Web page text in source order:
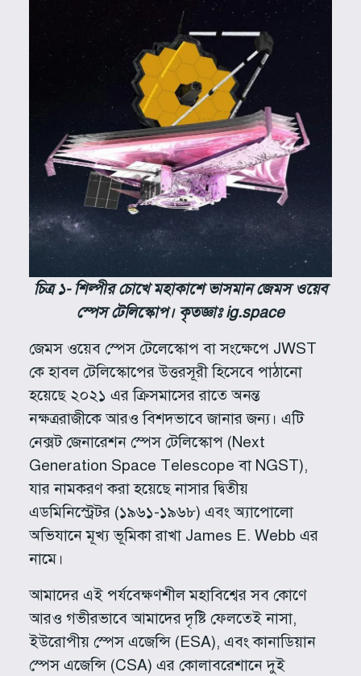
চিত্র ১- শিল্পীর চোখে মহাকাশে ভাসমান জেমস ওয়েব
স্পেস টেলিস্কোপ। কৃতজ্ঞাঃ ig.space
জেমস ওয়েব স্পেস টেলেস্কোপ বা সংক্ষেপে JWST
কে হাবল টেলিস্কোপের উত্তরসূরী হিসেবে পাঠানো
হয়েছে ২০২১ এর ক্রিসমাসের রাতে অনন্ত
নক্ষত্ররাজীকে আরও বিশদভাবে জানার জন্য। এটি
নেক্সট জেনারেশন স্পেস টেলিস্কোপ (Next
Generation Space Telescope বা NGST),
যার নামকরণ করা হয়েছে নাসার দ্বিতীয়
এডমিনিস্ট্রেটর (১৯৬১-১৯৬৮) এবং অ্যাপোলো
অভিযানে মূখ্য ভূমিকা রাখা James E. Webb এর
নামে।
আমাদের এই পর্যবেক্ষণশীল মহাবিশ্বের সব কোণে
আরও গভীরভাবে আমাদের দৃষ্টি ফেলতেই নাসা,
ইউরোপীয় স্পেস এজেন্সি (ESA), এবং কানাডিয়ান
স্পেস এজেন্সি (CSA) এর কোলাবরেশানে দুই